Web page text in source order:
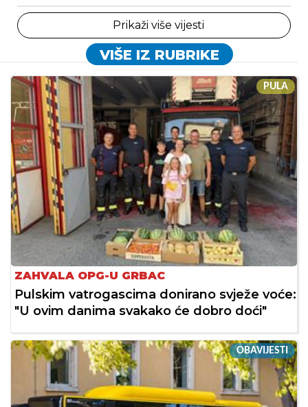
Prikaži više vijesti
VIŠE IZ RUBRIKE
PULA
ZAHVALA OPG-U GRBAC
Pulskim vatrogascima donirano svježe voće:
"U ovim danima svakako će dobro doći"
OBAVIJESTI